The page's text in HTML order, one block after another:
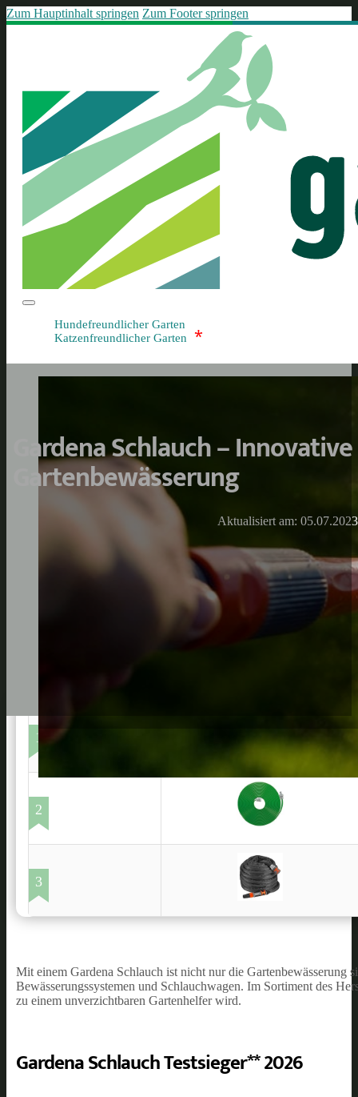
Zum Hauptinhalt springen Zum Footer springen
Hundefreundlicher Garten
Katzenfreundlicher Garten
*
Gardena Schlauch –
Gartenbewässerung
Aktualisiert am: 05.07.2023
1
2
3
Mit einem Gardena Schlauch ist nicht nur die Gartenbewässerung
Bewässerungssystemen und Schlauchwagen. Im Sortiment des
zu einem unverzichtbaren Gartenhelfer wird.
Gardena Schlauch Testsieger** 2026